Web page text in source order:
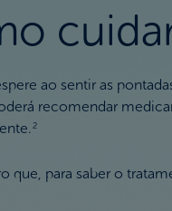
ao sentir as
recomendar
2
que, para saber o